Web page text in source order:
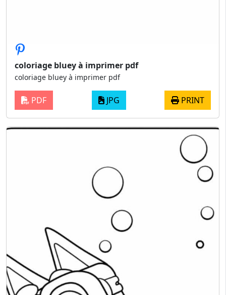
coloriage bluey à imprimer pdf
coloriage bluey à imprimer pdf
PDF JPG PRINT